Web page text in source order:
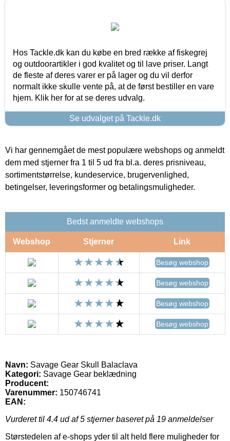
Hos Tackle.dk kan du købe en bred række af fiskegrej
og outdoorartikler i god kvalitet og til lave priser. Langt
de fleste af deres varer er på lager og du vil derfor
normalt ikke skulle vente på, at de først bestiller en vare
hjem. Klik her for at se deres udvalg.
Se udvalget på Tackle.dk
Vi har gennemgået de mest populære webshops og anmeldt
dem med stjerner fra 1 til 5 ud fra bl.a. deres prisniveau,
sortimentstørrelse, kundeservice, brugervenlighed,
betingelser, leveringsformer og betalingsmuligheder.
Bedst anmeldte webshops
Webshop Stjerner Link
Besøg webshop
Besøg webshop
Besøg webshop
Besøg webshop
Navn: Savage Gear Skull Balaclava
Kategori: Savage Gear beklædning
Producent:
Varenummer: 150746741
EAN:
Vurderet til 4.4 ud af 5 stjerner baseret på 19 anmeldelser
Størstedelen af e-shops yder til alt held flere muligheder for